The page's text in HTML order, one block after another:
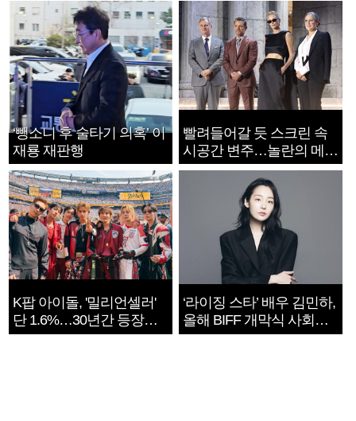
‘뺑소니 후 술타기 의혹’ 이
재룡 재판행
빨려들어갈 듯 스크린 속
시공간 변주…놀란의 메시
지는 ‘전쟁 속죄’
K팝 아이돌, '밀리언셀러'
단 1.6%…30년간 등장
1182개팀 전수조사
‘라이징 스타’ 배우 김민하,
올해 BIFF 개막식 사회자
확정